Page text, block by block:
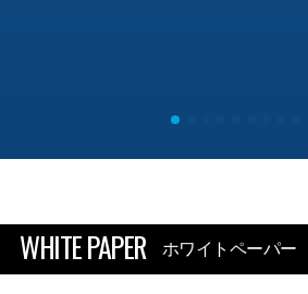
WHITE PAPER ホワイトペーパー